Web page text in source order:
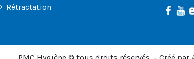
Rétractation